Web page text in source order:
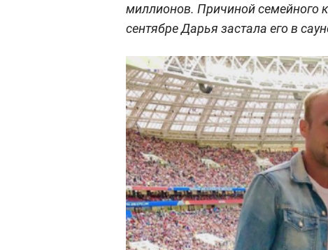
миллионов. Причиной семейного
сентябре Дарья застала его в